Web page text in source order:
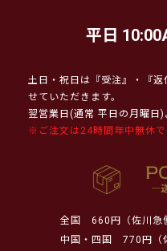
平日
土日・祝日は『受注』・『
せていただきます。
翌営業日(通常 平日の月曜日)
※ご注文は24時間年中無休で
全国
660円（佐川急
中国・四国
770円（